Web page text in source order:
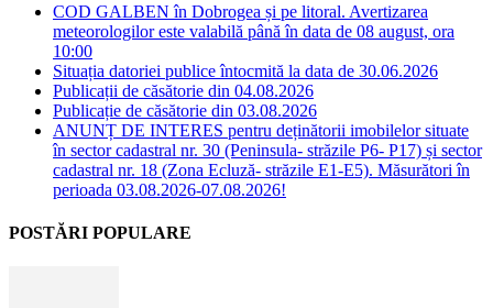
COD GALBEN în Dobrogea și pe litoral. Avertizarea
meteorologilor este valabilă până în data de 08 august, ora
10:00
Situația datoriei publice întocmită la data de 30.06.2026
Publicații de căsătorie din 04.08.2026
Publicație de căsătorie din 03.08.2026
ANUNȚ DE INTERES pentru deținătorii imobilelor situate
în sector cadastral nr. 30 (Peninsula- străzile P6- P17) și sector
cadastral nr. 18 (Zona Ecluză- străzile E1-E5). Măsurători în
perioada 03.08.2026-07.08.2026!
POSTĂRI POPULARE